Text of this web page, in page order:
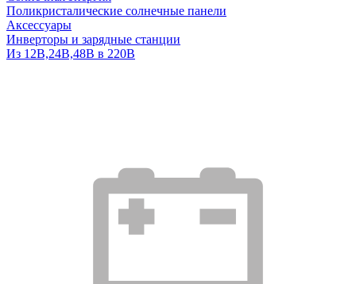
Поликристалические солнечные панели
Аксессуары
Инверторы и зарядные станции
Из 12В,24В,48В в 220В